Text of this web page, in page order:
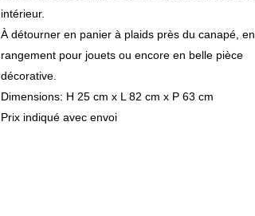
intérieur.
À détourner en panier à plaids près du canapé, en
rangement pour jouets ou encore en belle pièce
décorative.
Dimensions: H 25 cm x L 82 cm x P 63 cm
Prix indiqué avec envoi